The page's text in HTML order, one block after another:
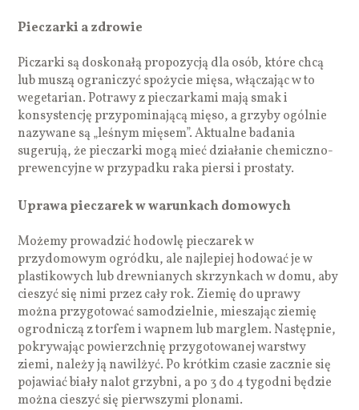
Pieczarki a zdrowie
Piczarki są doskonałą propozycją dla osób, które chcą
lub muszą ograniczyć spożycie mięsa, włączając w to
wegetarian. Potrawy z pieczarkami mają smak i
konsystencję przypominającą mięso, a grzyby ogólnie
nazywane są „leśnym mięsem”. Aktualne badania
sugerują, że pieczarki mogą mieć działanie chemiczno-
prewencyjne w przypadku raka piersi i prostaty.
Uprawa pieczarek w warunkach domowych
Możemy prowadzić hodowlę pieczarek w
przydomowym ogródku, ale najlepiej hodować je w
plastikowych lub drewnianych skrzynkach w domu, aby
cieszyć się nimi przez cały rok. Ziemię do uprawy
można przygotować samodzielnie, mieszając ziemię
ogrodniczą z torfem i wapnem lub marglem. Następnie,
pokrywając powierzchnię przygotowanej warstwy
ziemi, należy ją nawilżyć. Po krótkim czasie zacznie się
pojawiać biały nalot grzybni, a po 3 do 4 tygodni będzie
można cieszyć się pierwszymi plonami.